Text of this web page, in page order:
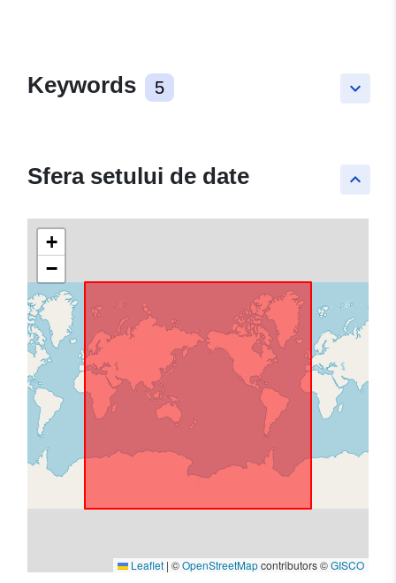
keyboard_arrow_down
Keywords 5
keyboard_arrow_up
Sfera setului de date
+
−
Leaflet | ©OpenStreetMapcontributors ©GISCO